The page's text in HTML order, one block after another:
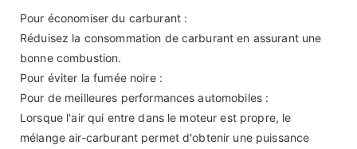
Pour économiser du carburant :
Réduisez la consommation de carburant en assurant une
bonne combustion.
Pour éviter la fumée noire :
Pour de meilleures performances automobiles :
Lorsque l'air qui entre dans le moteur est propre, le
mélange air-carburant permet d'obtenir une puissance